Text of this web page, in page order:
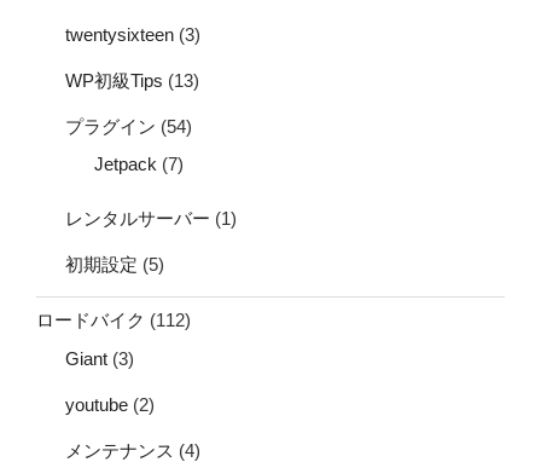
twentysixteen (3)
WP初級Tips (13)
プラグイン (54)
Jetpack (7)
レンタルサーバー (1)
初期設定 (5)
ロードバイク (112)
Giant (3)
youtube (2)
メンテナンス (4)